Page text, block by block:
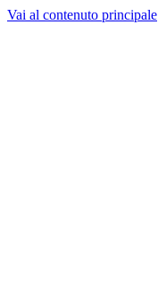
Vai al contenuto principale